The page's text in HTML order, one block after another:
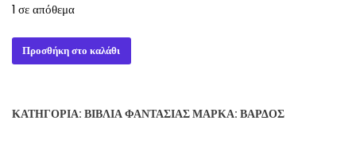
1 σε απόθεμα
THE
WALLED
Προσθήκη στο καλάθι
ΚΑΤΗΓΟΡΊΑ: ΒΙΒΛΊΑ ΦΑΝΤΑΣΊΑΣΜΆΡΚΑ: ΒΆΡΔΟΣ